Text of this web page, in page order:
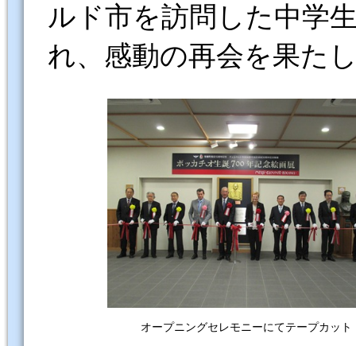
ルド市を訪問した中学
れ、感動の再会を果た
オープニングセレモニーにてテープカット